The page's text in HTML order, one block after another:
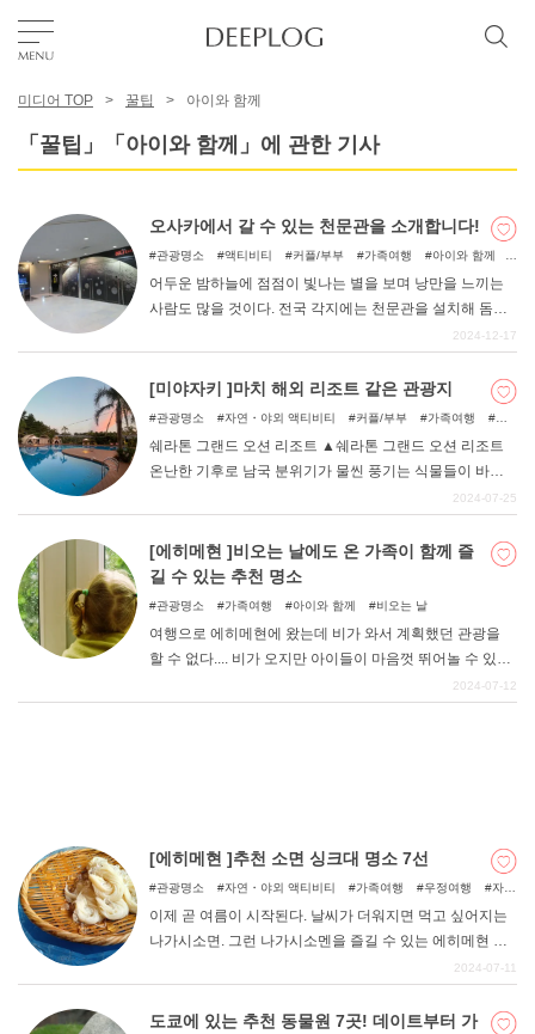
에리어
한국어
USD
DEEPLOG란
개인 정보보호
미디어 TOP 꿀팁 아이와 함께
「꿀팁」「아이와 함께」에 관한 기사
오사카에서 갈 수 있는 천문관을 소개합니다!
관광명소 액티비티 커플/부부 가족여행
아이와 함께
어두운 밤하늘에 점점이 빛나는 별을 보며 낭만을 느끼는
사람도 많을 것이다. 전국 각지에는 천문관을 설치해 돔으
로 밤하늘을 재현하는 시설이 많이 있다. 오사카부에서는 4
2024-12-17
[미야자키 ]마치 해외 리조트 같은 관광지
관광명소 자연・야외 액티비티 커플/부부 가족여행
쉐라톤 그랜드 오션 리조트 ▲쉐라톤 그랜드 오션 리조트
온난한 기후로 남국 분위기가 물씬 풍기는 식물들이 바다
를 따라 펼쳐져 있는 미야자키현. 니치난 해안에는 "선멧세
끽할 수 있는 명소가 곳곳에 있다. 이번 기사에서는 일본에
서 해외 리조트 기분을 느낄 수 있는 미야자키의 관광 명소
와 첫 미야자키 여행에서 꼭 가봐야 할 명소를 소개하고자
2024-07-25
[에히메현 ]비오는 날에도 온 가족이 함께 즐
길 수 있는 추천 명소
관광명소 가족여행 아이와 함께 비오는 날
여행으로 에히메현에 왔는데 비가 와서 계획했던 관광을
할 수 없다.... 비가 오지만 아이들이 마음껏 뛰어놀 수 있도
록 몸을 움직여주고 싶다! 등의 고민이 있으신가요? 에히메
2024-07-12
[에히메현 ]추천 소면 싱크대 명소 7선
관광명소 자연・야외 액티비티 가족여행 우정여행
자
이제 곧 여름이 시작된다. 날씨가 더워지면 먹고 싶어지는
나가시소면. 그런 나가시소멘을 즐길 수 있는 에히메현 내
의 명소를 정리했습니다. 마쓰야마 시내에서 접근하기 쉬
이 글을 참고하여 가족과 함께 방문해보시기 바랍니다.
2024-07-11
도쿄에 있는 추천 동물원 7곳! 데이트부터 가